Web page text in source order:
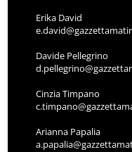
Erika David
Davide Pellegrino
Cinzia Timpano
Arianna Papalia